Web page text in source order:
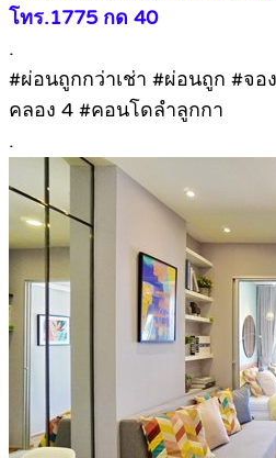
โทร.1775 กด 40
.
#ผ่อนถูกกว่าเช่า #ผ่อนถูก #จ
คลอง 4 #คอนโดลำลูกกา
.